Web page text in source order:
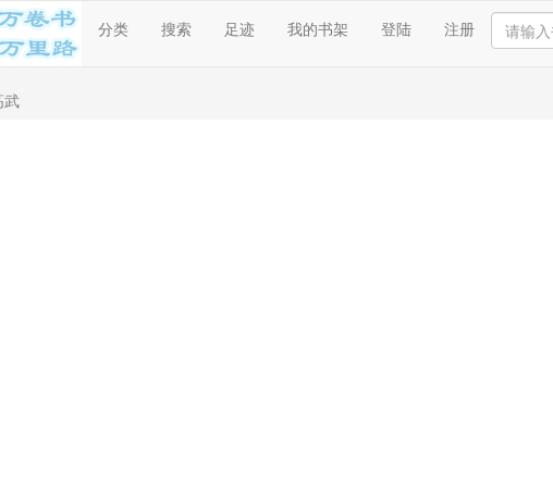
分类 搜索 足迹 我的书架 登陆 注册
武